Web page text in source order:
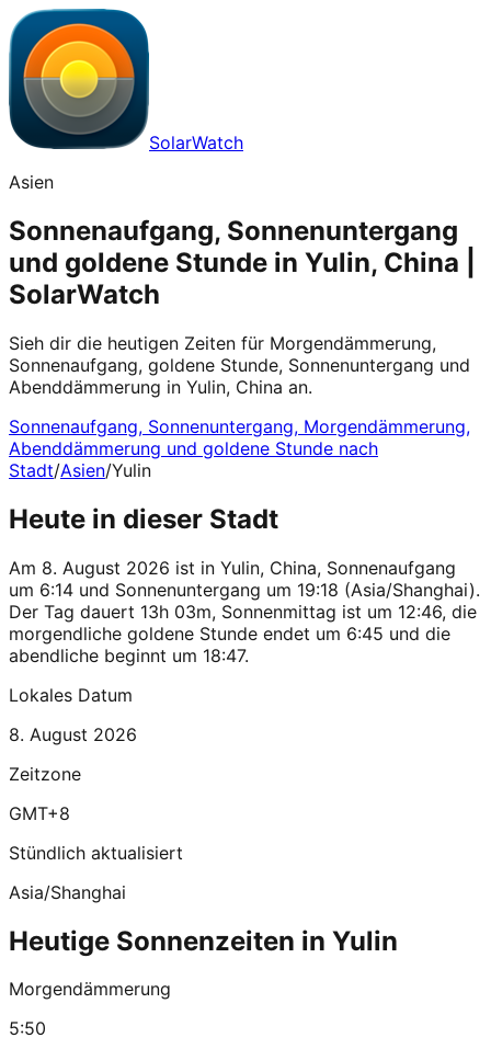
SolarWatch
Asien
Sonnenaufgang, Sonnenuntergang
und goldene Stunde in Yulin, China |
SolarWatch
Sieh dir die heutigen Zeiten für Morgendämmerung,
Sonnenaufgang, goldene Stunde, Sonnenuntergang und
Abenddämmerung in Yulin, China an.
Sonnenaufgang, Sonnenuntergang, Morgendämmerung,
Abenddämmerung und goldene Stunde nach
Stadt/Asien/Yulin
Heute in dieser Stadt
Am 8. August 2026 ist in Yulin, China, Sonnenaufgang
um 6:14 und Sonnenuntergang um 19:18 (Asia/Shanghai).
Der Tag dauert 13h 03m, Sonnenmittag ist um 12:46, die
morgendliche goldene Stunde endet um 6:45 und die
abendliche beginnt um 18:47.
Lokales Datum
8. August 2026
Zeitzone
GMT+8
Stündlich aktualisiert
Asia/Shanghai
Heutige Sonnenzeiten in Yulin
Morgendämmerung
5:50